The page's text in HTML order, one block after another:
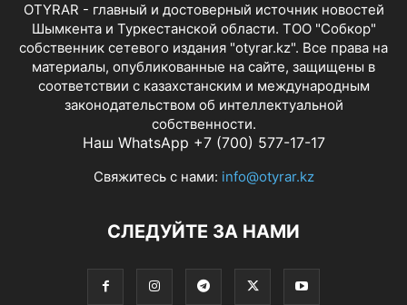
OTYRAR - главный и достоверный источник новостей
Шымкента и Туркестанской области. ТОО "Собкор"
собственник сетевого издания "otyrar.kz". Все права на
материалы, опубликованные на сайте, защищены в
соответствии с казахстанским и международным
законодательством об интеллектуальной
собственности.
Наш WhatsApp +7 (700) 577-17-17
Свяжитесь с нами: info@otyrar.kz
СЛЕДУЙТЕ ЗА НАМИ